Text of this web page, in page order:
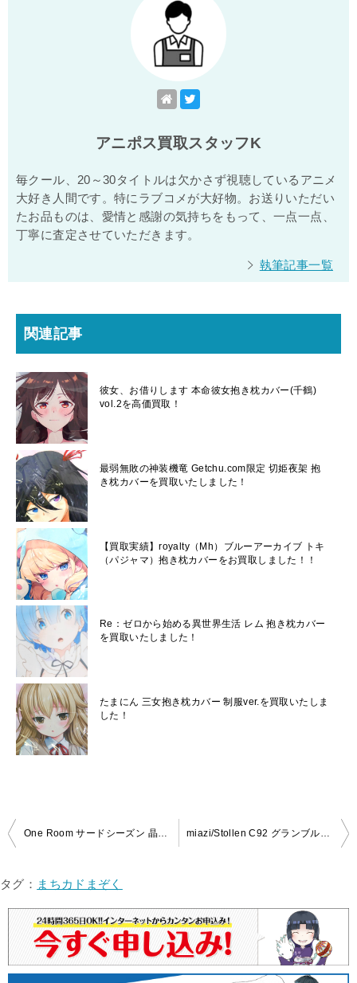
アニポス買取スタッフK
毎クール、20～30タイトルは欠かさず視聴しているアニメ
大好き人間です。特にラブコメが大好物。お送りいただい
たお品ものは、愛情と感謝の気持ちをもって、一点一点、
丁寧に査定させていただきます。
執筆記事一覧
関連記事
彼女、お借りします 本命彼女抱き枕カバー(千鶴)
vol.2を高価買取！
最弱無敗の神装機竜 Getchu.com限定 切姫夜架 抱
き枕カバーを買取いたしました！
【買取実績】royalty（Mh）ブルーアーカイブ トキ
（パジャマ）抱き枕カバーをお買取しました！！
Re：ゼロから始める異世界生活 レム 抱き枕カバー
を買取いたしました！
たまにん 三女抱き枕カバー 制服ver.を買取いたしま
した！
投
ナ
シ
One Room サードシーズン 晶＆紗那 抱き枕カバーを買取いたしました！
タグ： まちカドまぞく